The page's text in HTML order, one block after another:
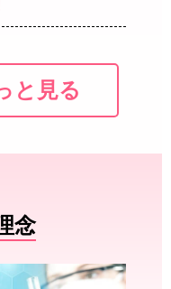
と見る
念